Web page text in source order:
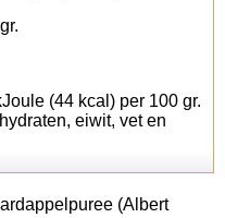
(44 kcal) per 100 gr.
eiwit, vet en
(Albert